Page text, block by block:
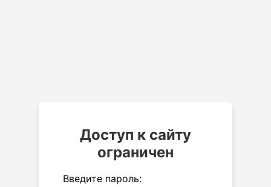
Доступ к сайту
ограничен
Введите пароль: